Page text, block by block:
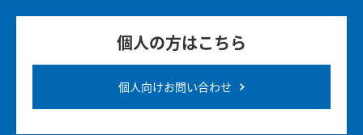
個人の方はこちら
個人向けお問い合わせ